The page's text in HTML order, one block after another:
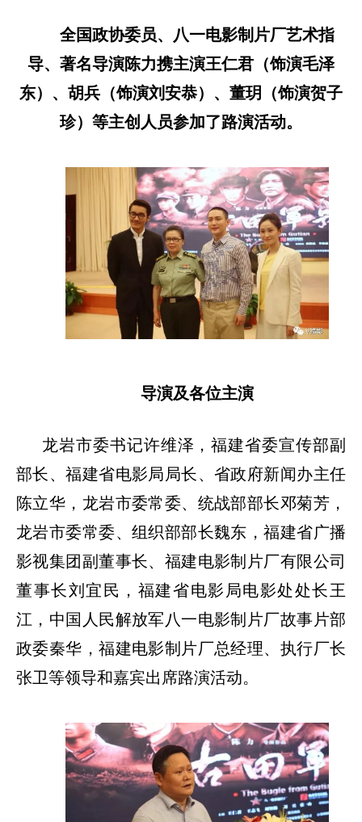
全国政协委员、八一电影制片厂艺术指
导、著名导演陈力携主演王仁君（饰演毛泽
东）、胡兵（饰演刘安恭）、董玥（饰演贺子
珍）等主创人员参加了路演活动。
导演及各位主演
龙岩市委书记许维泽，福建省委宣传部副
部长、福建省电影局局长、省政府新闻办主任
陈立华，龙岩市委常委、统战部部长邓菊芳，
龙岩市委常委、组织部部长魏东，福建省广播
影视集团副董事长、福建电影制片厂有限公司
董事长刘宜民，福建省电影局电影处处长王
江，中国人民解放军八一电影制片厂故事片部
政委秦华，福建电影制片厂总经理、执行厂长
张卫等领导和嘉宾出席路演活动。